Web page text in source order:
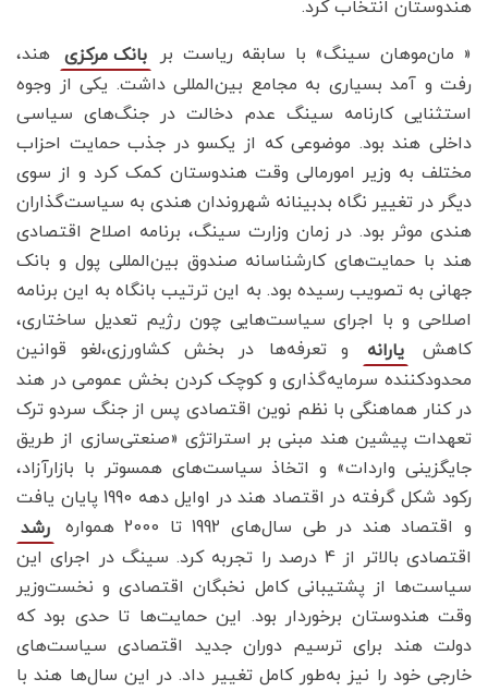
هندوستان انتخاب کرد.
« مان‌موهان سینگ» با سابقه ریاست بر
بانک مرکزی هند،
رفت و آمد بسیاری به مجامع بین‌المللی داشت. یکی از وجوه
استثنایی کارنامه سینگ عدم دخالت در جنگ‌های سیاسی
داخلی هند بود. موضوعی که از یکسو در جذب حمایت احزاب
مختلف به وزیر امورمالی وقت هندوستان کمک کرد و از سوی
دیگر در تغییر نگاه بدبینانه شهروندان هندی به سیاست‌گذاران
هندی موثر بود. در زمان وزارت سینگ، برنامه اصلاح اقتصادی
هند با حمایت‌های کارشناسانه صندوق بین‌المللی پول و بانک
جهانی به تصویب رسیده بود. به این ترتیب بانگاه به این برنامه
اصلاحی و با اجرای سیاست‌هایی چون رژیم تعدیل ساختاری،
کاهش
یارانه
و تعرفه‌ها در بخش کشاورزی،لغو قوانین
محدودکننده سرمایه‌گذاری و کوچک کردن بخش عمومی در هند
در کنار هماهنگی با نظم نوین اقتصادی پس از جنگ سردو ترک
تعهدات پیشین هند مبنی بر استراتژی «صنعتی‌سازی از طریق
جایگزینی واردات» و اتخاذ سیاست‌های همسوتر با بازارآزاد،
رکود شکل گرفته در اقتصاد هند در اوایل دهه 1990 پایان یافت
و اقتصاد هند در طی سال‌های 1992 تا 2000 همواره
رشد
اقتصادی بالاتر از 4 درصد را تجربه کرد. سینگ در اجرای این
سیاست‌ها از پشتیبانی کامل نخبگان اقتصادی و نخست‌وزیر
وقت هندوستان برخوردار بود. این حمایت‌ها تا حدی بود که
دولت هند برای ترسیم دوران جدید اقتصادی سیاست‌های
خارجی خود را نیز به‌طور کامل تغییر داد. در این سال‌ها هند با